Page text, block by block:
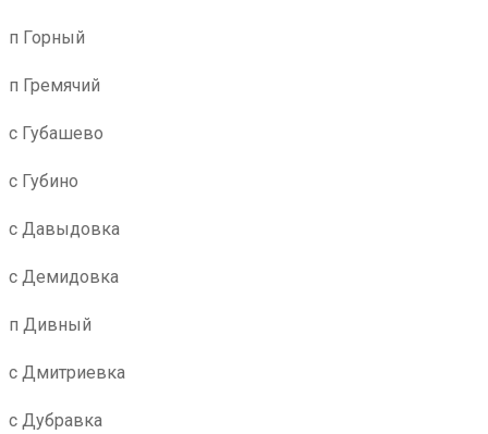
п Горный
п Гремячий
с Губашево
с Губино
с Давыдовка
с Демидовка
п Дивный
с Дмитриевка
с Дубравка